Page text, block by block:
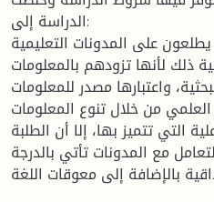
الدراسة إلى:
على المدونات التعليمية
ذلك لأنها تزودهم بالمعلومات
واعتبارها مصدر للمعلومات
من خلال تنوع المعلومات
التي تتميز بها، إلا أن الطلبة
مع المدونات تأتي بالدرجة
بالإضافة إلى معوقات اللغة.